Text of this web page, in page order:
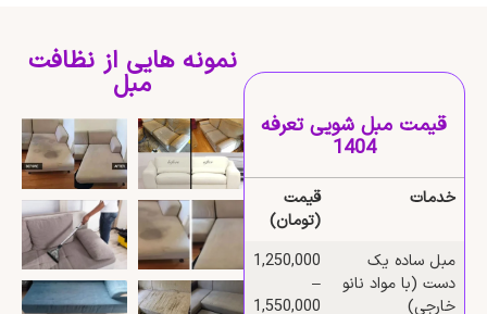
قیمت مبل شویی تعرفه
1404
خدمات
قیمت
(تومان)
مبل ساده یک‌
دست (با مواد نانو
خارجی)
1,250,000
–
1,550,000
نمونه هایی از نظافت
مبل